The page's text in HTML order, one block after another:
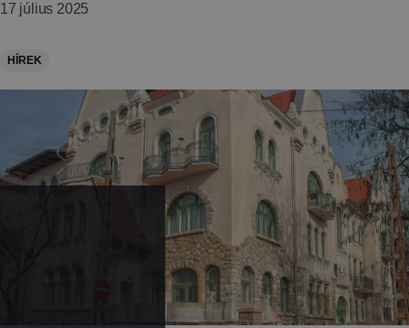
17 július 2025
HÍREK